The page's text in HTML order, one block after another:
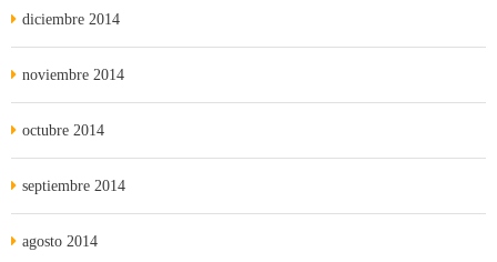
diciembre 2014
noviembre 2014
octubre 2014
septiembre 2014
agosto 2014